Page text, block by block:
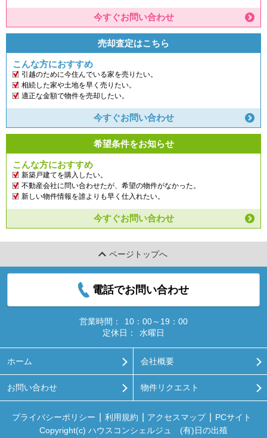
今すぐお問い合わせ
売却査定はこちら
こんな方におすすめ
引越のために今住んでいる家を売りたい。
相続した家や土地を早く売りたい。
適正な金額で物件を売却したい。
今すぐお問い合わせ
希望条件をお知らせ
こんな方におすすめ
新築戸建てを購入したい。
不動産会社に問い合わせたが、希望の物件がなかった。
新しい物件情報を誰よりも早く仕入れたい。
今すぐお問い合わせ
ページトップへ
電話でお問い合わせ
営業時間：
10：00～19：00
定休日：
水曜日
ホーム 会社概要
お問い合わせ 物件リクエスト
プライバシーポリシー 利用規約 アクセスマップ
PCサイト
Copyright(c) ハウスコンシェルジュ (有)日の出殖